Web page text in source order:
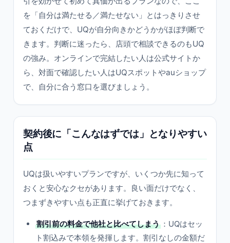
を「自分は満たせる／満たせない」とはっきりさせ
ておくだけで、UQが自分向きかどうかがほぼ判断で
きます。判断に迷ったら、店頭で相談できるのもUQ
の強み。オンラインで完結したい人は公式サイトか
ら、対面で確認したい人はUQスポットやauショップ
で、自分に合う窓口を選びましょう。
契約後に「こんなはずでは」となりやすい
点
UQは扱いやすいプランですが、いくつか先に知って
おくと安心なクセがあります。良い面だけでなく、
つまずきやすい点も正直に挙げておきます。
割引前の料金で他社と比べてしまう ：UQはセッ
ト割込みで本領を発揮します。割引なしの金額だ